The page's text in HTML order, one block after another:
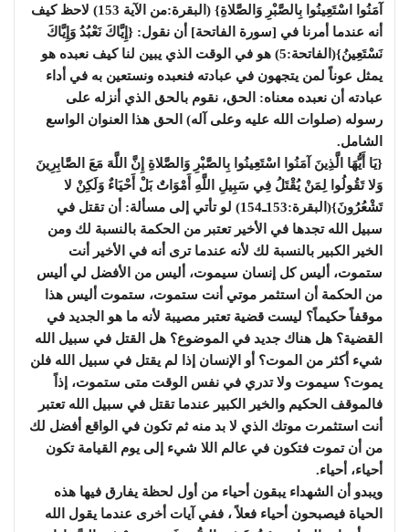
آمَنُوا اسْتَعِينُوا بِالصَّبْرِ وَالصَّلاةِ} (البقرة:من الآية 153) لاحظ كيف
أنه عندما أمرنا في [سورة الفاتحة] أن نقول: {إِيَّاكَ نَعْبُدُ وَإِيَّاكَ
نَسْتَعِينُ}(الفاتحة:5) هو في الوقت الذي يبين لنا كيف نعبده هو
يمثل عوناً لمن يتجهون في عبادته فنعبده ونستعين به في أداء
عبادته أن نعبده معناه: الحق، نقوم بالحق الذي أنزله على
رسوله (صلوات الله عليه وعلى آله) الحق هذا العنوان الواسع
الشامل.
{يَا أَيُّهَا الَّذِينَ آمَنُوا اسْتَعِينُوا بِالصَّبْرِ وَالصَّلاةِ إِنَّ اللَّهَ مَعَ الصَّابِرِينَ
وَلا تَقُولُوا لِمَنْ يُقْتَلُ فِي سَبِيلِ اللَّهِ أَمْوَاتٌ بَلْ أَحْيَاءٌ وَلَكِنْ لا
تَشْعُرُونَ}(البقرة:153ـ154) لو تأتي إلى مسألة: أن تقتل في
سبيل الله تجدها في الأخير تعتبر من الحكمة بالنسبة لك ومن
الخير الكبير بالنسبة لك لأنه عندما ترى أنه في الأخير أنت
ستموت، أليس كل إنسان سيموت، أليس من الأفضل لي أليس
من الحكمة أن استثمر موتي أنت ستموت، ستموت أليس هذا
موقفاً حكيماً؟ ليست قضية تعتبر مصيبة لأنه ما هو الجديد في
القضية؟ هل هناك جديد في الموضوع؟ هل القتل في سبيل الله
شيء أكثر من الموت؟ أو الإنسان إذا لم يقتل في سبيل الله فلن
يموت؟ سيموت ولا تدري في نفس الوقت متى ستموت، إذاً
فالموقف الحكيم والخير الكبير عندما تقتل في سبيل الله تعتبر
أنت استثمرت موتك الذي لا بد منه ثم تكون في الواقع أفضل لك
من أن تموت فتكون في عالم اللا شيء إلى يوم القيامة تكون
أحياء، أحياء.
ويبدو أن الشهداء يبقون أحياء من أول لحظة يفارق فيها هذه
الحياة فيصبحون أحياء فعلاً ، ففي آيات أخرى عندما يقول الله